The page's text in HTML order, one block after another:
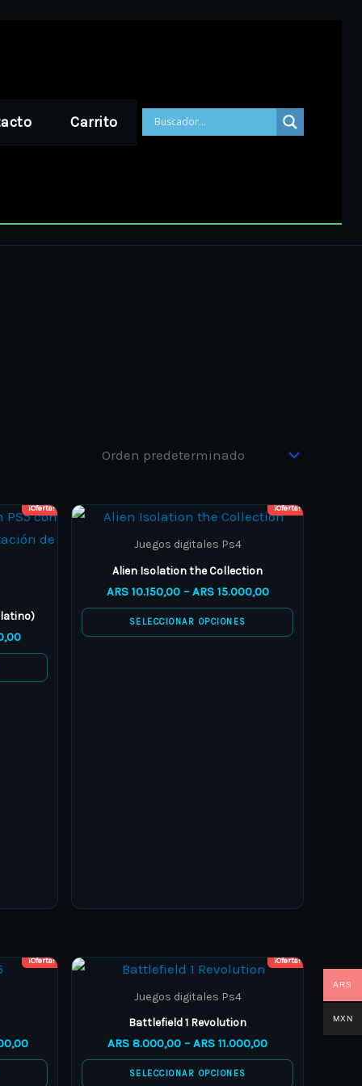
Carrito
¡Oferta!
Price
ARS 4.000,00
¡Oferta!
Juegos digitales Ps4
Alien Isolation the Collection
ARS10.150,00 – ARS15.000,00
Price
SELECCIONAR OPCIONES
This
product
multiple
variants.
The
¡Oferta!
Price
¡Oferta!
Juegos digitales Ps4
Battlefield 1 Revolution
ARS 8.000,00 – ARS 11.000,00
Price
ARS 11.000,00
SELECCIONAR OPCIONES
This
product
multiple
variants.
The
ARS
MXN